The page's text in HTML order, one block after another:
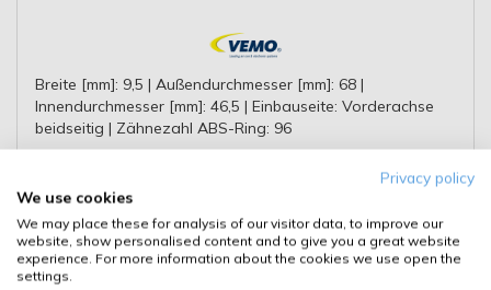
Breite [mm]: 9,5 | Außendurchmesser [mm]: 68 |
Innendurchmesser [mm]: 46,5 | Einbauseite: Vorderachse
beidseitig | Zähnezahl ABS-Ring: 96
MERCEDES-BENZ 023 997 31 47, 0239973147, MERCEDES-
BENZ 203 330 00 60, 2033300060, MERCEDES-BENZ
203330006064
14,95 €**
-10%**
ONLINE RABATT
Privacy policy
We use cookies
We may place these for analysis of our visitor data, to improve our
website, show personalised content and to give you a great website
experience. For more information about the cookies we use open the
settings.